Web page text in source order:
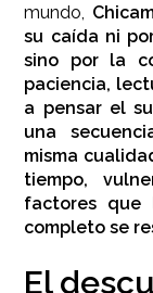
mundo,
su caída ni
sino por la
paciencia,
a pensar el
una
misma
tiempo,
factores que
completo se
El